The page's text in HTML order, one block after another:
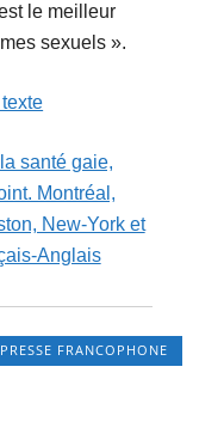
le meilleur
sexuels ».
santé gaie,
Montréal,
New-York et
Anglais
FRANCOPHONE